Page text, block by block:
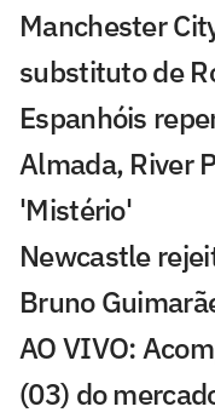
Manchester
substituto de
Espanhóis
Almada, River
'Mistério'
Newcastle
Bruno
AO VIVO:
(03) do